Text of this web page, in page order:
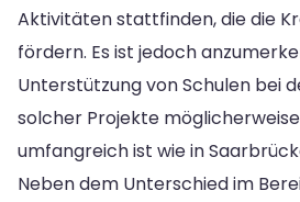
Aktivitäten stattfinden, die die
fördern. Es ist jedoch
Unterstützung von Schulen bei
solcher Projekte
umfangreich ist wie in
Neben dem Unterschied im